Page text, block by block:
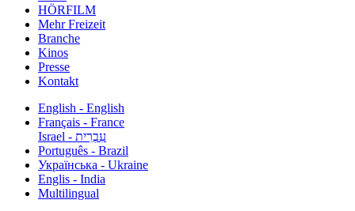
HÖRFILM
Mehr Freizeit
Branche
Kinos
Presse
Kontakt
English - English
Français - France
עִבְרִית - Israel
Português - Brazil
Українська - Ukraine
Englis - India
Multilingual